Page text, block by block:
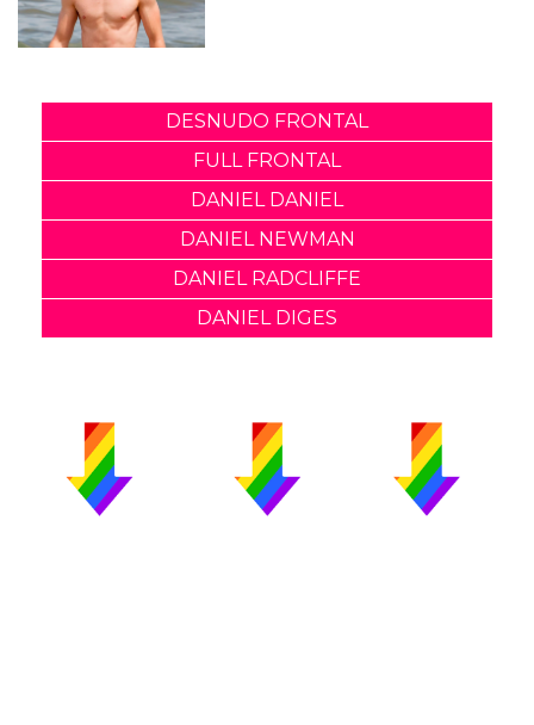
DESNUDO FRONTAL
FULL FRONTAL
DANIEL DANIEL
DANIEL NEWMAN
DANIEL RADCLIFFE
DANIEL DIGES